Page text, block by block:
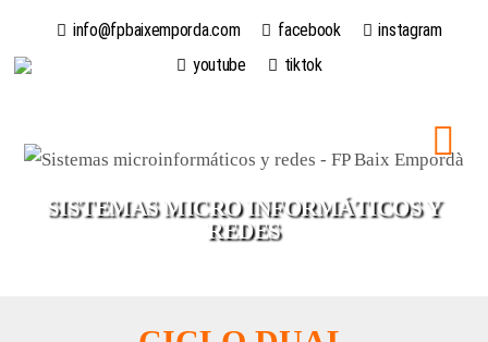
info@fpbaixemporda.com facebook
instagram
youtube
tiktok
SISTEMAS MICRO INFORMÁTICOS Y
REDES